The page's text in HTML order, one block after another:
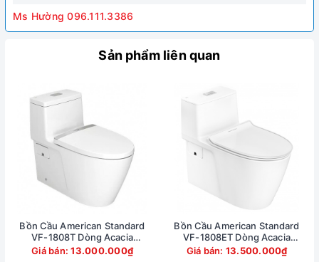
Ms Hường 096.111.3386
Sản phẩm liên quan
Bồn Cầu American Standard
VF-1808T Dòng Acacia
Evolution Xả Xoáy
Giá bán:13.000.000₫
Bồn Cầu American Standard
VF-1808ET Dòng Acacia
Supasleek Xả Xoáy
Giá bán: 13.500.000₫